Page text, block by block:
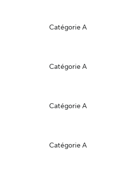
Catégorie A
Catégorie A
Catégorie A
Catégorie A